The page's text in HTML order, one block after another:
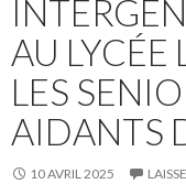
AU LYCÉE
LES
AIDANTS
10 AVRIL 2025